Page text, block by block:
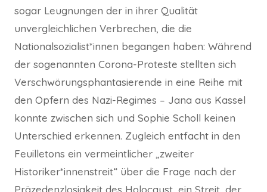
sogar Leugnungen der in ihrer Qualität
unvergleichlichen Verbrechen, die die
Nationalsozialist*innen begangen haben: Während
der sogenannten Corona-Proteste stellten sich
Verschwörungsphantasierende in eine Reihe mit
den Opfern des Nazi-Regimes – Jana aus Kassel
konnte zwischen sich und Sophie Scholl keinen
Unterschied erkennen. Zugleich entfacht in den
Feuilletons ein vermeintlicher „zweiter
Historiker*innenstreit“ über die Frage nach der
Präzedenzlosigkeit des Holocaust, ein Streit, der